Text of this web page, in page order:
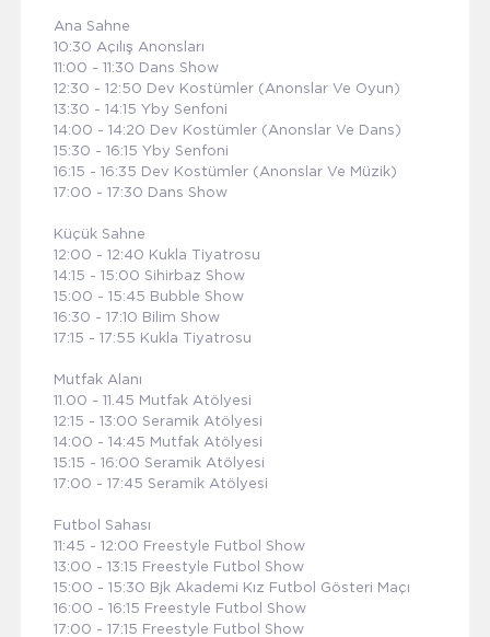
Ana Sahne
10:30 Açılış Anonsları
11:00 - 11:30 Dans Show
12:30 - 12:50 Dev Kostümler (Anonslar Ve Oyun)
13:30 - 14:15 Yby Senfoni
14:00 - 14:20 Dev Kostümler (Anonslar Ve Dans)
15:30 - 16:15 Yby Senfoni
16:15 - 16:35 Dev Kostümler (Anonslar Ve Müzik)
17:00 - 17:30 Dans Show
Küçük Sahne
12:00 - 12:40 Kukla Tiyatrosu
14:15 - 15:00 Sihirbaz Show
15:00 - 15:45 Bubble Show
16:30 - 17:10 Bilim Show
17:15 - 17:55 Kukla Tiyatrosu
Mutfak Alanı
11.00 - 11.45 Mutfak Atölyesi
12:15 - 13:00 Seramik Atölyesi
14:00 - 14:45 Mutfak Atölyesi
15:15 - 16:00 Seramik Atölyesi
17:00 - 17:45 Seramik Atölyesi
Futbol Sahası
11:45 - 12:00 Freestyle Futbol Show
13:00 - 13:15 Freestyle Futbol Show
15:00 - 15:30 Bjk Akademi Kız Futbol Gösteri Maçı
16:00 - 16:15 Freestyle Futbol Show
17:00 - 17:15 Freestyle Futbol Show